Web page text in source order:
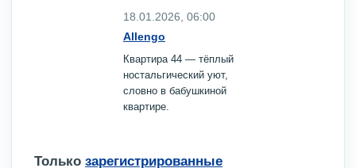
18.01.2026, 06:00
Allengo
Квартира 44 — тёплый
ностальгический уют,
словно в бабушкиной
квартире.
Только зарегистрированные